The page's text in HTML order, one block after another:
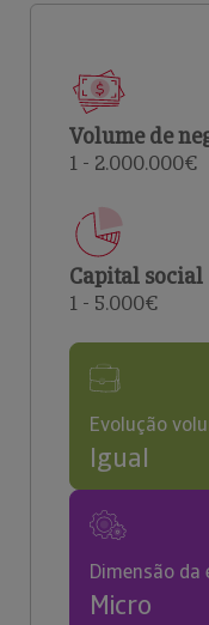
Volume de
1 - 2.000.000€
Capital social
1 - 5.000€
Evolução
Igual
Dimensão da
Micro